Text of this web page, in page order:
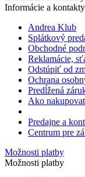
Informácie a kontakty
Andrea Klub
Splátkový
Obchodné
Reklamácie,
Odstúpiť od
Ochrana
Predĺžená
Ako
Predajne a
Centrum pre
Možnosti platby
Možnosti platby